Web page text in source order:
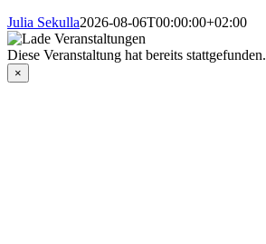
Julia Sekulla2026-08-06T00:00:00+02:00
Diese Veranstaltung hat bereits stattgefunden.
×